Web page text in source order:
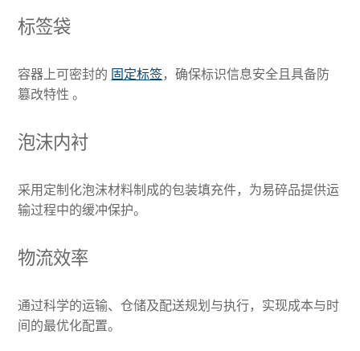
标签袋
容器上可密封的 固定标签，确保标识信息安全且具备防
篡改特性 。
泡沫内衬
采用定制化泡沫材料制成的包装填充件，为易碎品提供运
输过程中的缓冲保护。
物流效率
通过科学的运输、仓储及配送规划与执行，实现成本与时
间的最优化配置。